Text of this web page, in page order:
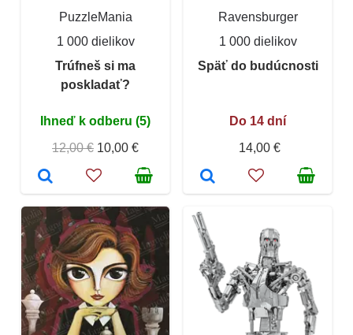
PuzzleMania
1 000 dielikov
Trúfneš si ma
poskladať?
Ihneď k odberu (5)
12,00 € 10,00 €
Ravensburger
1 000 dielikov
Späť do budúcnosti
Do 14 dní
14,00 €